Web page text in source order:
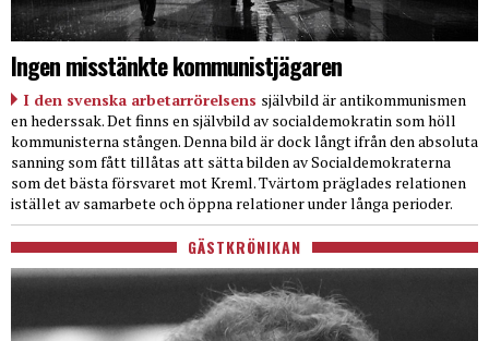
Ingen misstänkte kommunistjägaren
I den svenska arbetarrörelsens självbild är antikommunismen
en hederssak. Det finns en självbild av socialdemokratin som höll
kommunisterna stången. Denna bild är dock långt ifrån den absoluta
sanning som fått tillåtas att sätta bilden av Socialdemokraterna
som det bästa försvaret mot Kreml. Tvärtom präglades relationen
istället av samarbete och öppna relationer under långa perioder.
GÄSTKRÖNIKAN